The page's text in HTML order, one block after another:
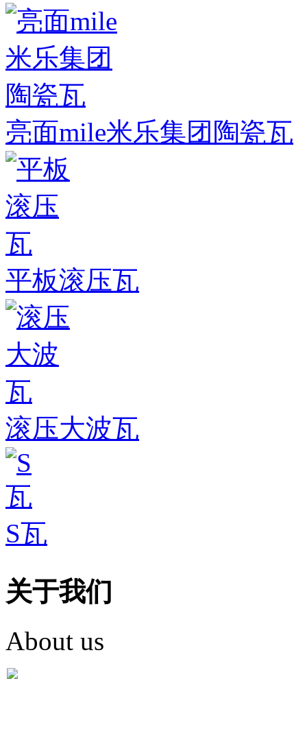
亮面mile米乐集团陶瓷瓦
平板滚压瓦
滚压大波瓦
S瓦
关于我们
About us